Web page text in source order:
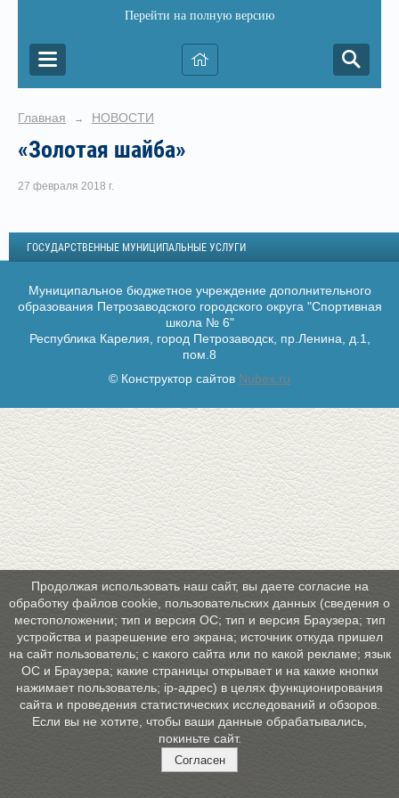
Перейти на полную версию
Главная → НОВОСТИ
«Золотая шайба»
27 февраля 2018 г.
ГОСУДАРСТВЕННЫЕ МУНИЦИПАЛЬНЫЕ УСЛУГИ
Муниципальное бюджетное учреждение дополнительного
образования Петрозаводского городского округа "Спортивная
школа № 6"
Республика Карелия, город Петрозаводск, пр.Ленина, д.1,
пом.8
© Конструктор сайтов Nubex.ru
Продолжая использовать наш сайт, вы даете согласие на
обработку файлов cookie, пользовательских данных (сведения о
местоположении; тип и версия ОС; тип и версия Браузера; тип
устройства и разрешение его экрана; источник откуда пришел
на сайт пользователь; с какого сайта или по какой рекламе; язык
ОС и Браузера; какие страницы открывает и на какие кнопки
нажимает пользователь; ip-адрес) в целях функционирования
сайта и проведения статистических исследований и обзоров.
Если вы не хотите, чтобы ваши данные обрабатывались,
покиньте сайт.
Согласен